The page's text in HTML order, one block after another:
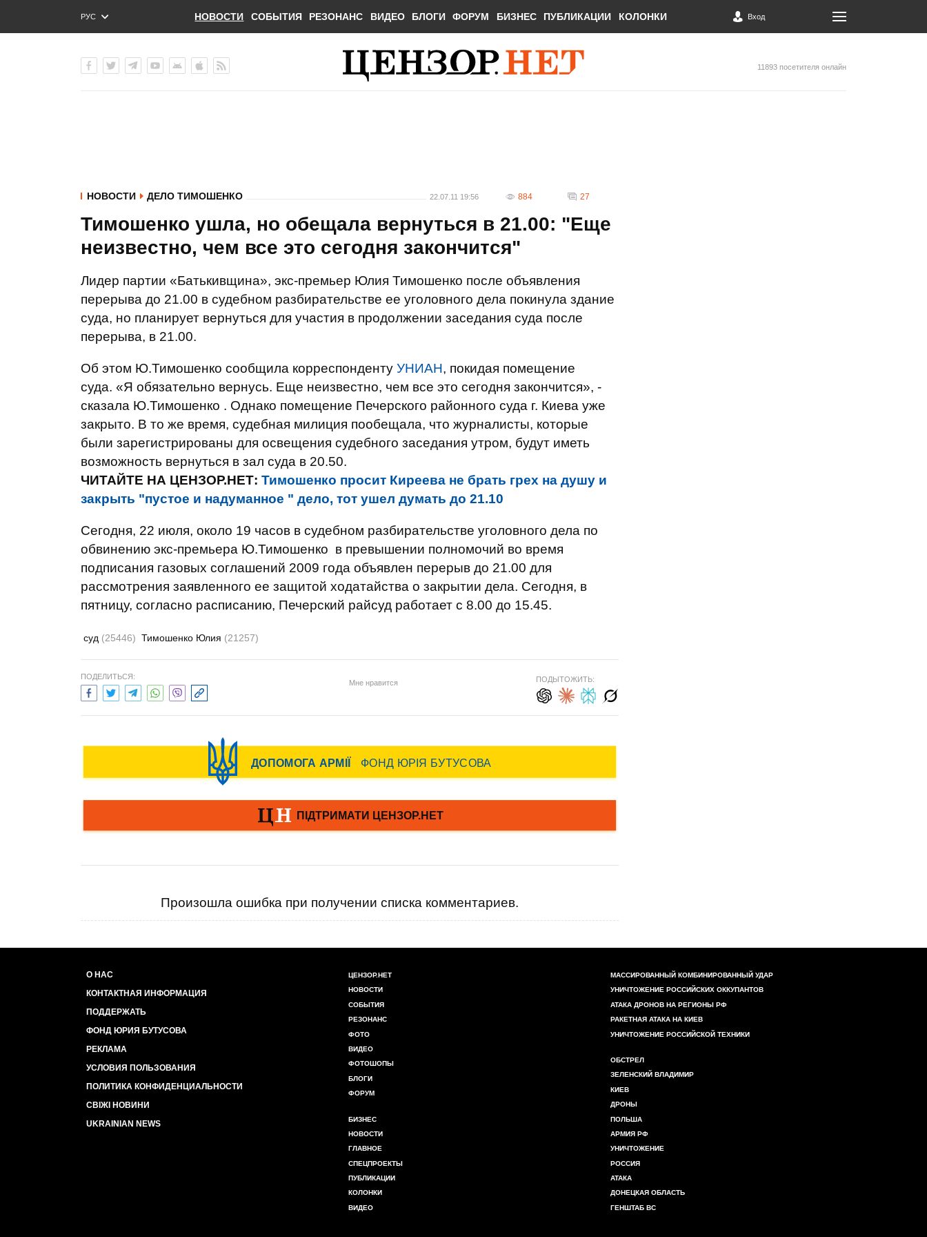
РУС
ENG
НОВОСТИ СОБЫТИЯ РЕЗОНАНС ВИДЕО БЛОГИ ФОРУМ БИЗНЕС ПУБЛИКАЦИИ КОЛОНКИ Вход
11893 посетителя онлайн
НОВОСТИ ДЕЛО ТИМОШЕНКО 22.07.11 19:56 884 27
Тимошенко ушла, но обещала вернуться в 21.00: "Еще
неизвестно, чем все это сегодня закончится"
Лидер партии «Батькивщина», экс-премьер Юлия Тимошенко после объявления
перерыва до 21.00 в судебном разбирательстве ее уголовного дела покинула здание
суда, но планирует вернуться для участия в продолжении заседания суда после
перерыва, в 21.00.
Об этом Ю.Тимошенко сообщила корреспонденту УНИАН, покидая помещение
суда. «Я обязательно вернусь. Еще неизвестно, чем все это сегодня закончится», -
сказала Ю.Тимошенко . Однако помещение Печерского районного суда г. Киева уже
закрыто. В то же время, судебная милиция пообещала, что журналисты, которые
были зарегистрированы для освещения судебного заседания утром, будут иметь
возможность вернуться в зал суда в 20.50.
ЧИТАЙТЕ НА ЦЕНЗОР.НЕТ: Тимошенко просит Киреева не брать грех на душу и
закрыть "пустое и надуманное " дело, тот ушел думать до 21.10
Сегодня, 22 июля, около 19 часов в судебном разбирательстве уголовного дела по
обвинению экс-премьера Ю.Тимошенко в превышении полномочий во время
подписания газовых соглашений 2009 года объявлен перерыв до 21.00 для
рассмотрения заявленного ее защитой ходатайства о закрытии дела. Сегодня, в
пятницу, согласно расписанию, Печерский райсуд работает с 8.00 до 15.45.
суд (25446) Тимошенко Юлия (21257)
ПОДЕЛИТЬСЯ:
Мне нравится ПОДЫТОЖИТЬ:
Произошла ошибка при получении списка комментариев.
О НАС
КОНТАКТНАЯ ИНФОРМАЦИЯ
ПОДДЕРЖАТЬ
ФОНД ЮРИЯ БУТУСОВА
РЕКЛАМА
УСЛОВИЯ ПОЛЬЗОВАНИЯ
ПОЛИТИКА КОНФИДЕНЦИАЛЬНОСТИ
СВІЖІ НОВИНИ
UKRAINIAN NEWS
ЦЕНЗОР.НЕТ
НОВОСТИ
СОБЫТИЯ
РЕЗОНАНС
ФОТО
ВИДЕО
ФОТОШОПЫ
БЛОГИ
ФОРУМ
БИЗНЕС
НОВОСТИ
ГЛАВНОЕ
СПЕЦПРОЕКТЫ
ПУБЛИКАЦИИ
КОЛОНКИ
ВИДЕО
МАССИРОВАННЫЙ КОМБИНИРОВАННЫЙ УДАР
УНИЧТОЖЕНИЕ РОССИЙСКИХ ОККУПАНТОВ
АТАКА ДРОНОВ НА РЕГИОНЫ РФ
РАКЕТНАЯ АТАКА НА КИЕВ
УНИЧТОЖЕНИЕ РОССИЙСКОЙ ТЕХНИКИ
ОБСТРЕЛ
ЗЕЛЕНСКИЙ ВЛАДИМИР
КИЕВ
ДРОНЫ
ПОЛЬША
АРМИЯ РФ
УНИЧТОЖЕНИЕ
РОССИЯ
АТАКА
ДОНЕЦКАЯ ОБЛАСТЬ
ГЕНШТАБ ВС